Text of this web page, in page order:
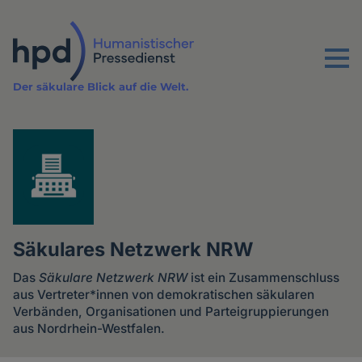
Inhalt
Menu
Der säkulare Blick auf die Welt.
Säkulares Netzwerk NRW
DasSäkulare Netzwerk NRWist ein Zusammenschluss
aus Vertreter*innen von demokratischen säkularen
Verbänden, Organisationen und Partei­gruppierungen
aus Nordrhein-Westfalen.